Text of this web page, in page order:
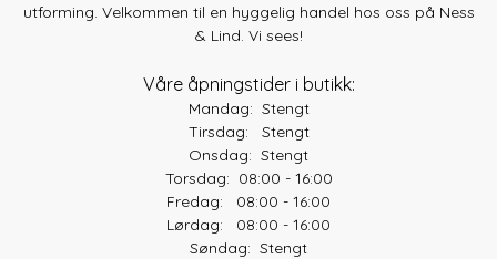
utforming. Velkommen til en hyggelig handel hos oss på Ness
& Lind. Vi sees!
Våre åpningstider i butikk:
Mandag: Stengt
Tirsdag: Stengt
Onsdag: Stengt
Torsdag: 08:00 - 16:00
Fredag: 08:00 - 16:00
Lørdag: 08:00 - 16:00
Søndag: Stengt